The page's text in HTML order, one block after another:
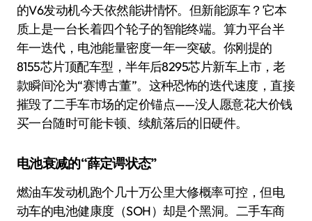
的V6发动机今天依然能讲情怀。但新能源车？它本
质上是一台长着四个轮子的智能终端。算力平台半
年一迭代，电池能量密度一年一突破。你刚提的
8155芯片顶配车型，半年后8295芯片新车上市，老
款瞬间沦为“赛博古董”。这种恐怖的迭代速度，直接
摧毁了二手车市场的定价锚点——没人愿意花大价钱
买一台随时可能卡顿、续航落后的旧硬件。
电池衰减的“薛定谔状态”
燃油车发动机跑个几十万公里大修概率可控，但电
动车的电池健康度（SOH）却是个黑洞。二手车商